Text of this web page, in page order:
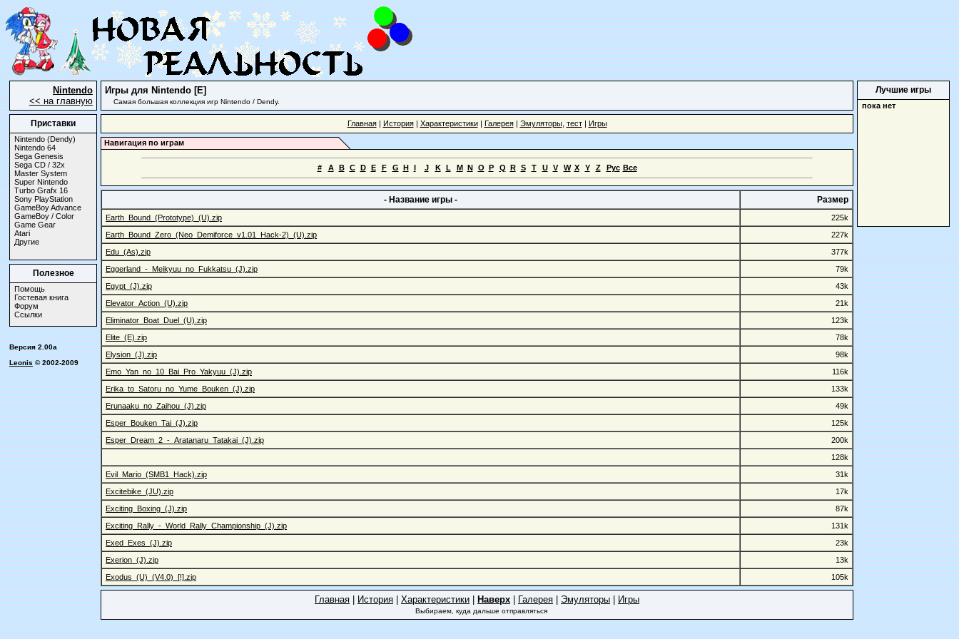
Nintendo
<< на главную
Приставки
Nintendo (Dendy)
Nintendo 64
Sega Genesis
Sega CD / 32x
Master System
Super Nintendo
Turbo Grafx 16
Sony PlayStation
GameBoy Advance
GameBoy / Color
Game Gear
Atari
Другие
Полезное
Помощь
Гостевая книга
Форум
Ссылки
Версия 2.00a
Leonis© 2002-2009
Игры для Nintendo [E]
Самая большая коллекция игр Nintendo / Dendy.
Главная| История| Характеристики| Галерея| Эмуляторы, тест| Игры
Навигация по играм
# A B C D E F G H I J K L M N O P Q R S T U V W X Y Z Рус Все
- Название игры - Размер
Earth_Bound_(Prototype)_(U).zip
225k
Earth_Bound_Zero_(Neo_Demiforce_v1.01_Hack-2)_(U).zip
227k
Edu_(As).zip
377k
Eggerland_-_Meikyuu_no_Fukkatsu_(J).zip
79k
Egypt_(J).zip
43k
Elevator_Action_(U).zip
21k
Eliminator_Boat_Duel_(U).zip
123k
Elite_(E).zip
78k
Elysion_(J).zip
98k
Emo_Yan_no_10_Bai_Pro_Yakyuu_(J).zip
116k
Erika_to_Satoru_no_Yume_Bouken_(J).zip
133k
Erunaaku_no_Zaihou_(J).zip
49k
Esper_Bouken_Tai_(J).zip
125k
Esper_Dream_2_-_Aratanaru_Tatakai_(J).zip
200k
128k
Evil_Mario_(SMB1_Hack).zip
31k
Excitebike_(JU).zip
17k
Exciting_Boxing_(J).zip
87k
Exciting_Rally_-_World_Rally_Championship_(J).zip
131k
Exed_Exes_(J).zip
23k
Exerion_(J).zip
13k
Exodus_(U)_(V4.0)_[!].zip
105k
Главная История Характеристики Наверх Галерея Эмуляторы Игры
Выбираем, куда дальше отправляться
Лучшие игры
пока нет